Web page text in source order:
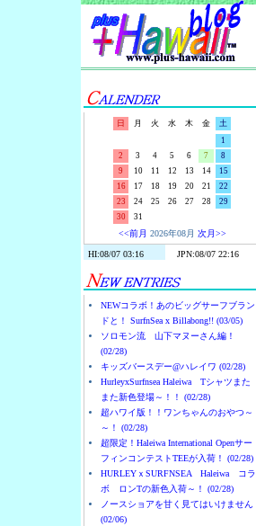
日 月 火 水 木 金
土
1
2
3 4 5 6 7
8
9
10 11 12 13 14
15
16
17 18 19 20 21
22
23
24 25 26 27 28
29
30
31
<<前月 2026年08月 次月>>
NEWコラボ！あのビッグサーフブラン
ドと！ SurfnSea x Billabong!! (03/05)
ソロモン流 山下マヌーさん編！
(02/28)
キッズバースデー@ハレイワ (02/28)
HurleyxSurfnsea Haleiwa Tシャツまた
また新色登場～！！ (02/28)
超ハワイ版！！ワンちゃんのおやつ～
～！ (02/28)
超限定！Haleiwa International Openサー
フィンコンテストTEEが入荷！ (02/28)
HURLEYｘSURFNSEA Haleiwa コラ
ボ ロンTの新色入荷～！ (02/28)
ノースショアを甘く見てはいけません
(02/06)